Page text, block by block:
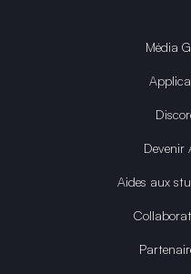
Média
Devenir
Aides aux